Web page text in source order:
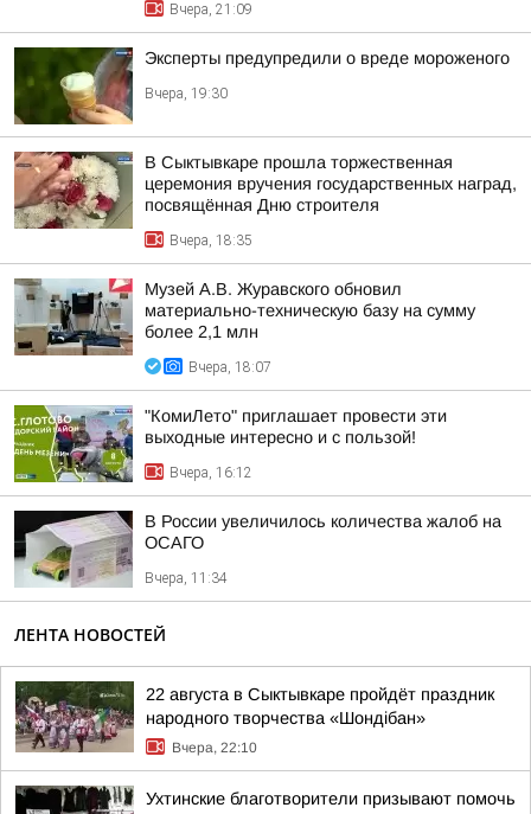
Вчера, 21:09
Эксперты предупредили о вреде мороженого
Вчера, 19:30
В Сыктывкаре прошла торжественная
церемония вручения государственных наград,
посвящённая Дню строителя
Вчера, 18:35
Музей А.В. Журавского обновил
материально-техническую базу на сумму
более 2,1 млн
Вчера, 18:07
"КомиЛето" приглашает провести эти
выходные интересно и с пользой!
Вчера, 16:12
В России увеличилось количества жалоб на
ОСАГО
Вчера, 11:34
ЛЕНТА НОВОСТЕЙ
22 августа в Сыктывкаре пройдёт праздник
народного творчества «Шондібан»
Вчера, 22:10
Ухтинские благотворители призывают помочь